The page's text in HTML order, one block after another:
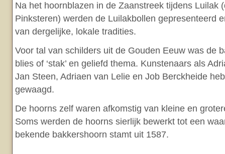
Na het hoornblazen in de Zaanstreek tijdens Luilak
Pinksteren) werden de Luilakbollen gepresenteerd
van dergelijke, lokale tradities.
Voor tal van schilders uit de Gouden Eeuw was de
blies of ‘stak’ en geliefd thema. Kunstenaars als
Jan Steen, Adriaen van Lelie en Job Berckheide
gewaagd.
De hoorns zelf waren afkomstig van kleine en
Soms werden de hoorns sierlijk bewerkt tot een
bekende bakkershoorn stamt uit 1587.